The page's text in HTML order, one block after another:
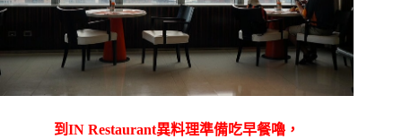
到IN Restaurant異料理準備吃早餐嚕，